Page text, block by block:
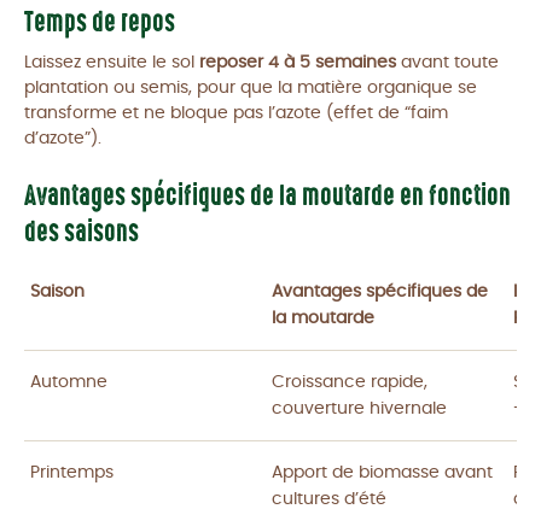
Temps de repos
Laissez ensuite le sol reposer 4 à 5 semaines avant toute
plantation ou semis, pour que la matière organique se
transforme et ne bloque pas l’azote (effet de “faim
d’azote”).
Avantages spécifiques de la moutarde en fonction
des saisons
Saison
Avantages spécifiques de
la moutarde
Automne
Croissance rapide,
couverture hivernale
-
Printemps
Apport de biomasse avant
cultures d’été